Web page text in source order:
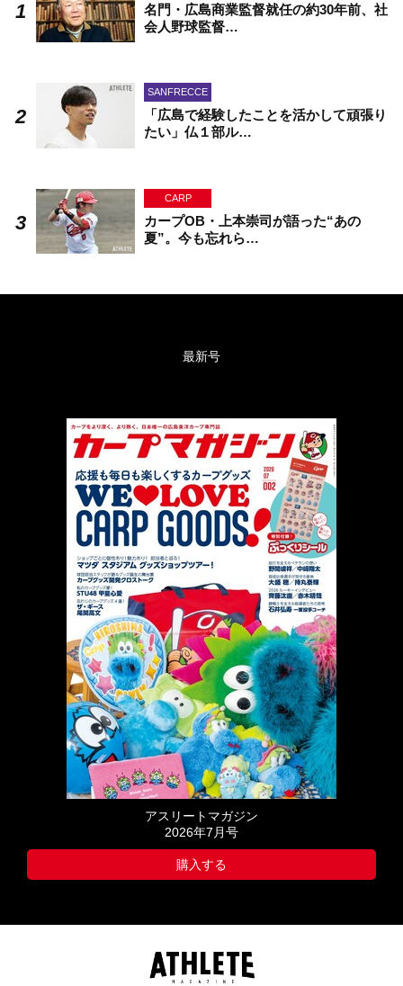
名門・広島商業監督就任の約30年前、社
会人野球監督…
SANFRECCE
「広島で経験したことを活かして頑張り
たい」仏１部ル…
CARP
カープOB・上本崇司が語った“あの
夏”。今も忘れら…
最新号
アスリートマガジン
2026年7月号
購入する